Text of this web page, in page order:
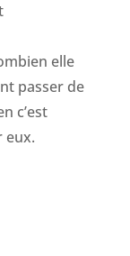
elle
passer de
c’est
eux.